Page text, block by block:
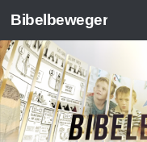
Zum Inhalt springen
Bibelbeweger